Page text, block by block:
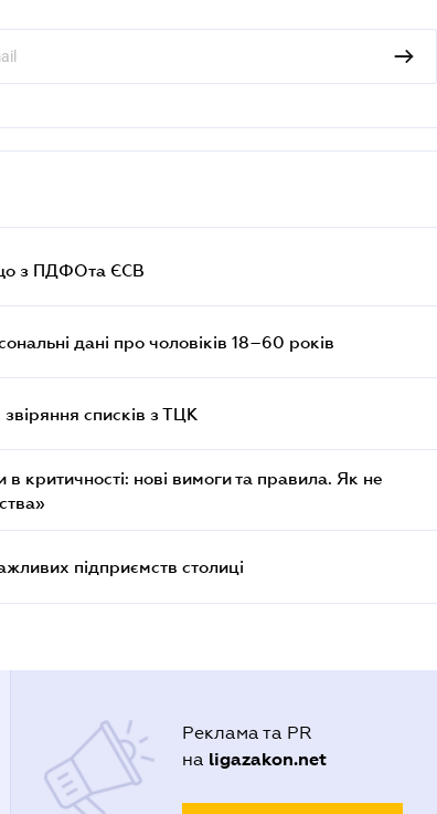
що з ПДФОта ЄСВ
дані про чоловіків 18–60 років
списків з ТЦК
критичності: нові вимоги та правила. Як не
підприємств столиці
Реклама та PR
на ligazakon.net